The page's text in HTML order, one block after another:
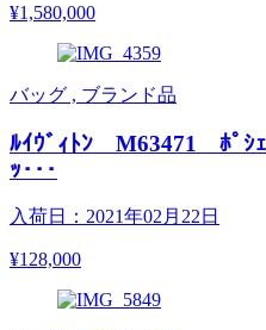
¥1,580,000
バッグ , ブランド品
ﾙｲｳﾞｨﾄﾝ M63471 ﾎﾟｼｪ
ｯ･･･
入荷日：2021年02月22日
¥128,000